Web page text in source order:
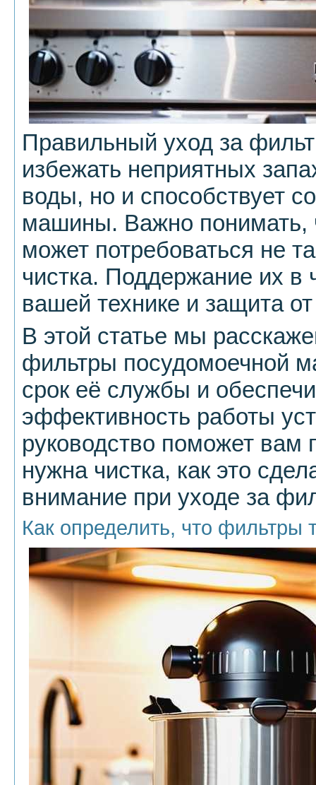
Правильный уход за
избежать неприятных
воды, но и способствует
машины. Важно понимать,
может потребоваться не
чистка. Поддержание их в
вашей технике и защита
В этой статье мы
фильтры посудомоечной
срок её службы и
эффективность работы
руководство поможет вам
нужна чистка, как это
внимание при уходе за
Как определить, что фильтры